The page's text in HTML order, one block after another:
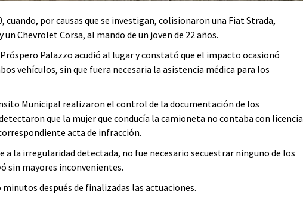
cuando, por causas que se investigan, colisionaron una Fiat Strada,
un Chevrolet Corsa, al mando de un joven de 22 años.
Palazzo acudió al lugar y constató que el impacto ocasionó
vehículos, sin que fuera necesaria la asistencia médica para los
Municipal realizaron el control de la documentación de los
que la mujer que conducía la camioneta no contaba con licencia
acta de infracción.
a la irregularidad detectada, no fue necesario secuestrar ninguno de los
sin mayores inconvenientes.
después de finalizadas las actuaciones.